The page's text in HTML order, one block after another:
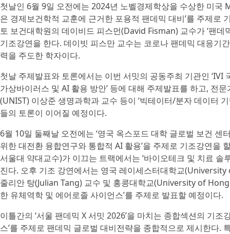
첫날인 6월 9일 오전에는 2024년 노벨경제학상을 수상한 미국
은 경제보건학적 교훈에 근거한 포용적 팬데믹 대비’를 주제
토 보건대학원의 데이비드 피스먼(David Fisman) 교수가 ‘팬
기조강연을 한다. 데이빗 피스만 교수는 코로나 팬데믹 대응기
력을 주도한 학자이다.
첫날 주제발표와 토론에서는 이번 서밋의 공동주최 기관인 ‘IVI
가상바이러스 및 AI 활용 방안’ 등에 대해 주제발표를 하고, 전
(UNIST) 이상준 생명과학과 교수 등이 ‘빅테이터/분자 데이터
들의 토론이 이어질 예정이다.
6월 10일 둘째날 오전에는 ‘영국 옥스포드 대학 글로벌 보건
위한 대전환 융합연구와 통합적 AI 활용’을 주제로 기조강연을
서울대 약대교수)가 이끄는 트랙에서는 ‘바이오테크 및 치료
진다. 오후 기조 강연에서는 영국 레이세스터대학교
줄리안 탕(Julian Tang) 교수 및 홍콩대학교(University of
한 유체역학 및 에어로졸 사이언스’를 주제로 발표할 예정이다.
이틀간의 ‘서울 팬데믹 X 서밋 2026’을 마치는 종합섹션의 기
스’를 주제로 팬데믹 글로벌 대비전략을 종합적으로 제시한다